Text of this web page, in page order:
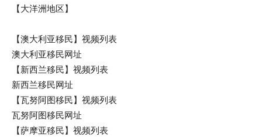
【大洋洲地区】
【澳大利亚移民】视频列表
澳大利亚移民网址
【新西兰移民】视频列表
新西兰移民网址
【瓦努阿图移民】视频列表
瓦努阿图移民网址
【萨摩亚移民】视频列表